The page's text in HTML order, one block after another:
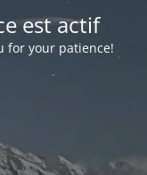
est actif
for your patience!